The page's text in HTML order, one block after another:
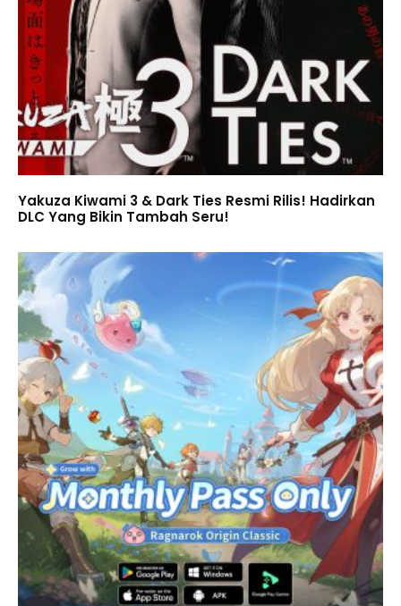
Yakuza Kiwami 3 & Dark Ties Resmi Rilis! Hadirkan
DLC Yang Bikin Tambah Seru!